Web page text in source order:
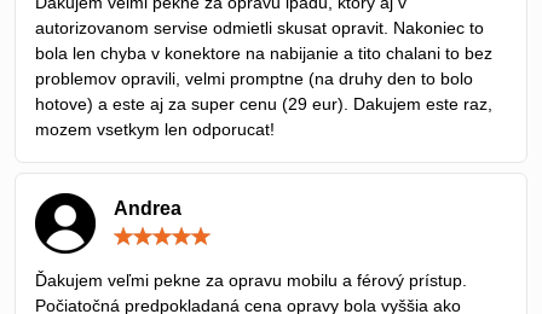
5
autorizovanom servise odmietli skusat opravit. Nakoniec to
bola len chyba v konektore na nabijanie a tito chalani to bez
problemov opravili, velmi promptne (na druhy den to bolo
hotove) a este aj za super cenu (29 eur). Dakujem este raz,
mozem vsetkym len odporucat!
Andrea
5
Ďakujem veľmi pekne za opravu mobilu a férový prístup.
Počiatočná predpokladaná cena opravy bola vyššia ako